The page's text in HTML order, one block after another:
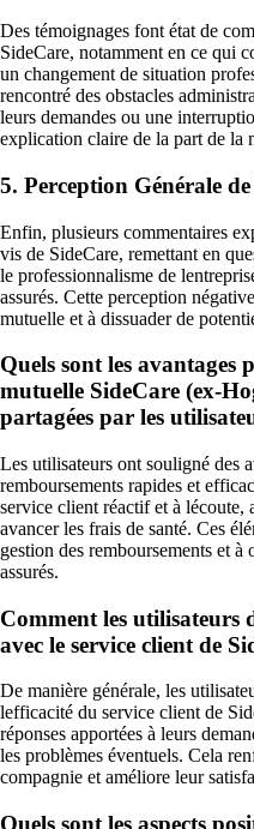
Des témoignages font état de
SideCare, notamment en ce qui
un changement de situation
rencontré des obstacles
leurs demandes ou une
explication claire de la part de la
5. Perception Générale
Enfin, plusieurs commentaires
vis de SideCare, remettant en
le professionnalisme de
assurés. Cette perception
mutuelle et à dissuader de
Quels sont les
mutuelle SideCare (ex-
partagées par les
Les utilisateurs ont souligné des
remboursements rapides et
service client réactif et à lécoute,
avancer les frais de santé. Ces
gestion des remboursements et
assurés.
Comment les utilisateurs
avec le service client de
De manière générale, les
lefficacité du service client de
réponses apportées à leurs
les problèmes éventuels. Cela
compagnie et améliore leur
Quels sont les aspects